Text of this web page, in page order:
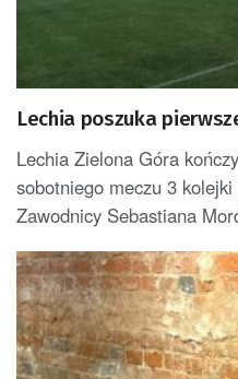
Lechia poszuka
Lechia Zielona Góra
sobotniego meczu 3
Zawodnicy Sebastiana